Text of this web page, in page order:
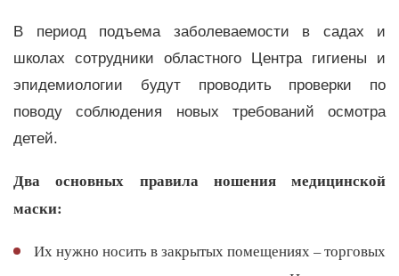
В период подъема заболеваемости в садах и
школах сотрудники областного Центра гигиены и
эпидемиологии будут проводить проверки по
поводу соблюдения новых требований осмотра
детей.
Два основных правила ношения медицинской
маски:
Их нужно носить в закрытых помещениях – торговых